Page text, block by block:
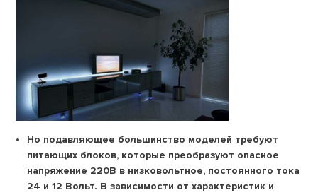
Но подавляющее большинство моделей требуют
питающих блоков, которые преобразуют опасное
напряжение 220В в низковольтное, постоянного тока
24 и 12 Вольт. В зависимости от характеристик и